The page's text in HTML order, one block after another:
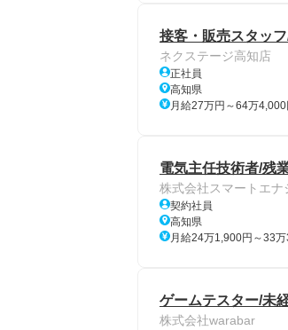
接客・販売スタッ
ネクステージ高知店
正社員
高知県
月給27万円～64万4,000
電気主任技術者/残
株式会社スマートエナ
契約社員
高知県
月給24万1,900円～33
ゲームテスター/未
株式会社warabar